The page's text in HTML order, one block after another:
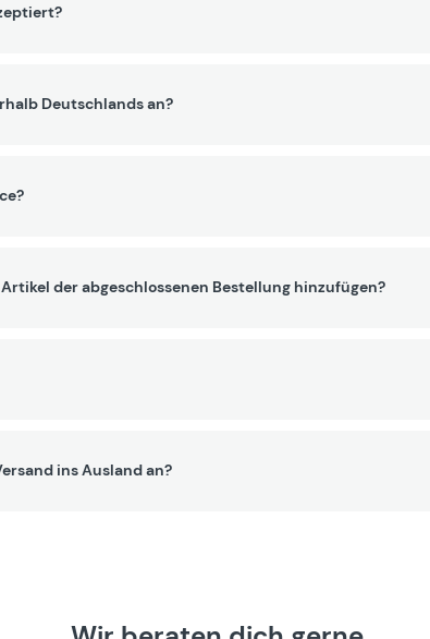
Deutschlands an?
der abgeschlossenen Bestellung hinzufügen?
ins Ausland an?